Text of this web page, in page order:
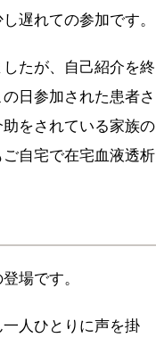
遅れての参加です。
たが、自己紹介を終
日参加された患者さ
をされている家族の
自宅で在宅血液透析
場です。
人ひとりに声を掛